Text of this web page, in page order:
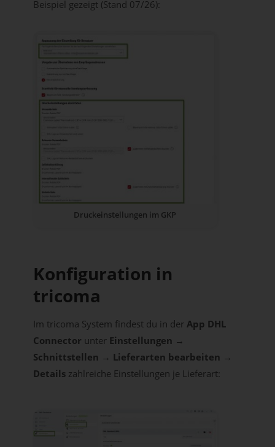
Beispiel gezeigt (Stand 07/26):
Druckeinstellungen im GKP
Konfiguration in
tricoma
Im tricoma System findest du in der App DHL
Connector unter Einstellungen →
Schnittstellen → Lieferarten bearbeiten →
Detailszahlreiche Einstellungen je Lieferart: